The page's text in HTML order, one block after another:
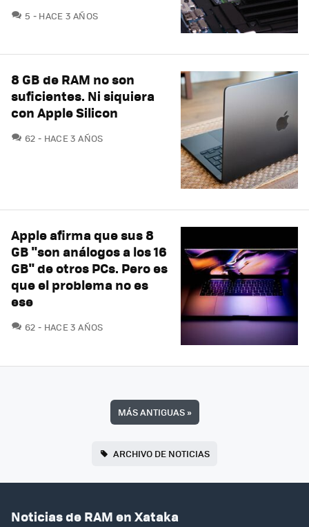
5 COMENTARIOS
HACE 3 AÑOS
8 GB de RAM no son
suficientes. Ni siquiera
con Apple Silicon
62 COMENTARIOS
HACE 3 AÑOS
Apple afirma que sus 8
GB "son análogos a los 16
GB" de otros PCs. Pero es
que el problema no es
ese
62 COMENTARIOS
HACE 3 AÑOS
MÁS ANTIGUAS»
ARCHIVO DE NOTICIAS
Noticias de RAM en Xataka